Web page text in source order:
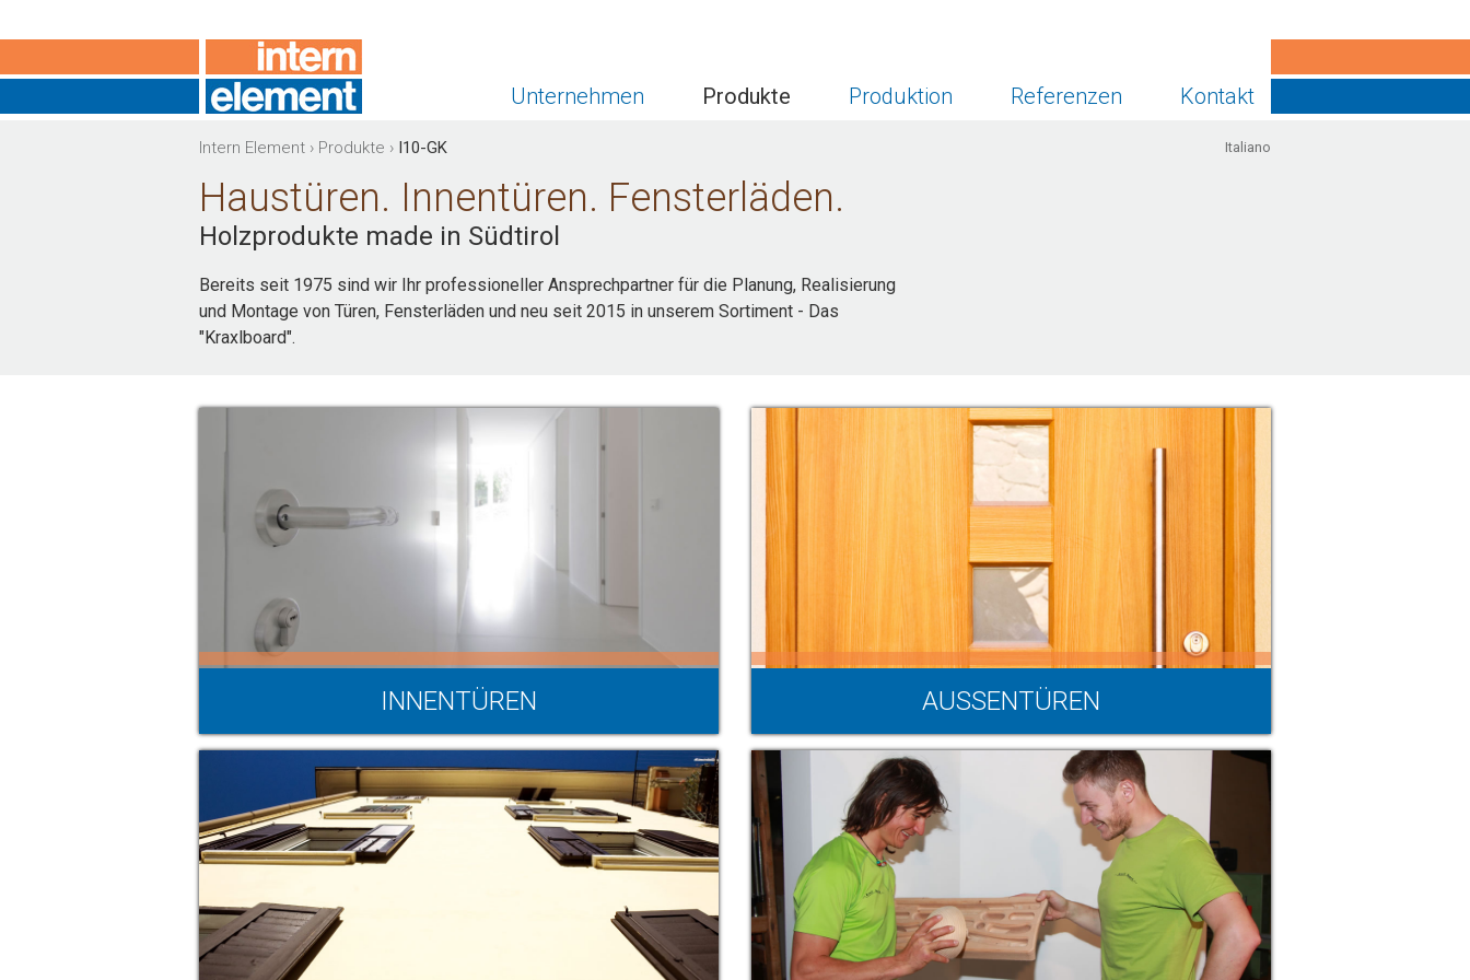
Unternehmen Produkte Produktion Referenzen Kontakt
Intern Element › Produkte › I10-GK Italiano
Haustüren. Innentüren. Fensterläden.
Holzprodukte made in Südtirol
Bereits seit 1975 sind wir Ihr professioneller Ansprechpartner für die Planung, Realisierung
und Montage von Türen, Fensterläden und neu seit 2015 in unserem Sortiment - Das
"Kraxlboard".
INNENTÜREN AUSSENTÜREN